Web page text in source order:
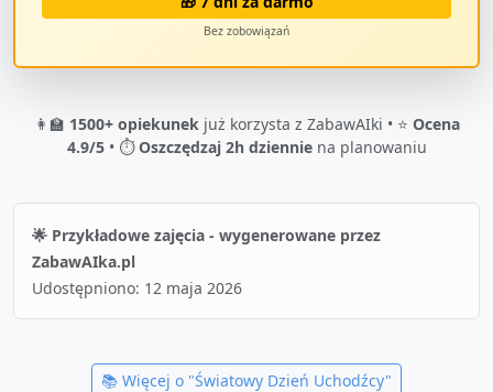
Bez zobowiązań
👩‍🏫 1500+ opiekunekjuż korzysta z ZabawAIki • ⭐ Ocena
4.9/5• ⏱️Oszczędzaj 2h dzienniena planowaniu
🌟 Przykładowe zajęcia - wygenerowane przez
ZabawAIka.pl
Udostępniono: 12 maja 2026
📚 Więcej o "Światowy Dzień Uchodźcy"